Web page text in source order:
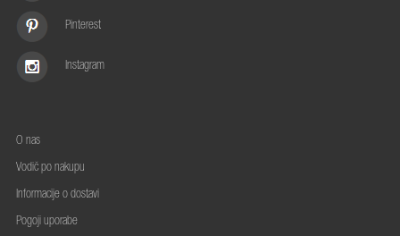
Pinterest
Instagram
O nas
Vodič po nakupu
Informacije o dostavi
Pogoji uporabe